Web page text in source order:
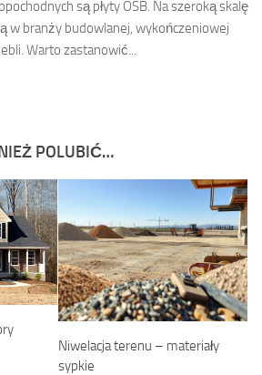
są płyty OSB. Na szeroką skalę
w branży budowlanej, wykończeniowej
Warto zastanowić...
POLUBIĆ…
Niwelacja terenu – materiały
sypkie